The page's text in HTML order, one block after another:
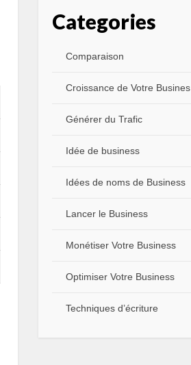
Categories
Comparaison
Croissance de Votre Busines
Générer du Trafic
Idée de business
Idées de noms de Business
Lancer le Business
Monétiser Votre Business
Optimiser Votre Business
Techniques d’écriture